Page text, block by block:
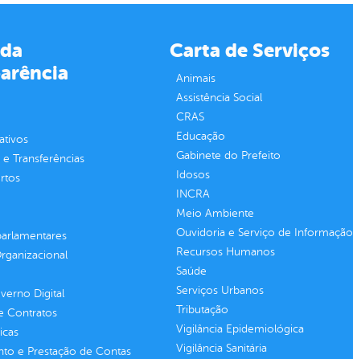
Transferências
Digital
Contratos
e Prestação de Contas
Carta de Serviços
Animais
Assistência Social
CRAS
Educação
Gabinete do Prefeito
Idosos
INCRA
Meio Ambiente
Ouvidoria e Serviço de Informação
Recursos Humanos
Saúde
Serviços Urbanos
Tributação
Vigilância Epidemiológica
Vigilância Sanitária